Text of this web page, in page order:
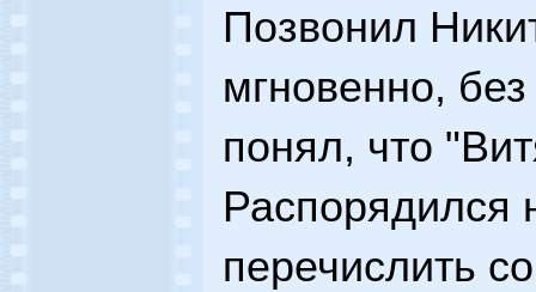
Позвонил
мгновенно,
понял, что
Распорядился
перечислить